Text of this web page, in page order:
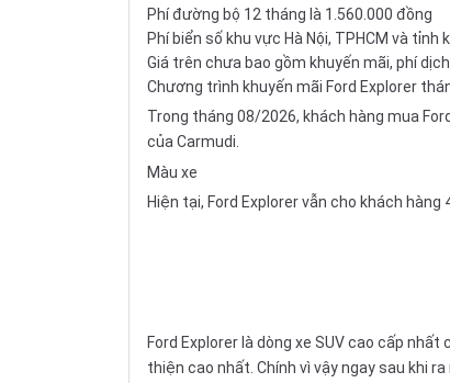
Phí đường bộ 12 tháng là 1.560.000 đồng
Phí biển số khu vực Hà Nội, TPHCM và
Giá trên chưa bao gồm khuyến mãi, phí
Chương trình khuyến mãi Ford Explorer
Trong tháng 08/2026, khách hàng mua
của Carmudi.
Màu xe
Hiện tại, Ford Explorer vẫn cho khách
Ford Explorer là dòng xe SUV cao cấp
thiện cao nhất. Chính vì vậy ngay sau khi